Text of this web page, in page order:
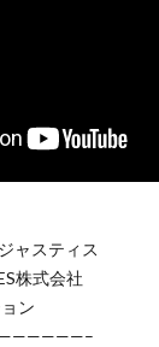
ャスティス
株式会社
ン